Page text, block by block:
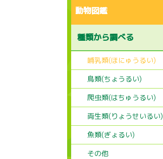
動物図鑑
種類から調べる
哺乳類(ほにゅうるい)
鳥類(ちょうるい)
爬虫類(はちゅうるい)
両生類(りょうせいるい)
魚類(ぎょるい)
その他